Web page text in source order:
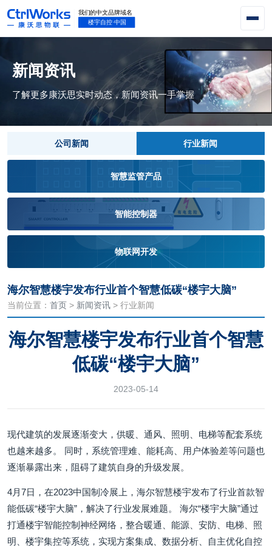
新闻资讯
了解更多康沃思实时动态，新闻资讯一手掌握
公司新闻 行业新闻
智慧监管产品
智能控制器
物联网开发
海尔智慧楼宇发布行业首个智慧低碳“楼宇大脑”
当前位置： 首页 > 新闻资讯 > 行业新闻
海尔智慧楼宇发布行业首个智慧
低碳“楼宇大脑”
2023-05-14
现代建筑的发展逐渐变大，供暖、通风、照明、电梯等配套系统
也越来越多。 同时，系统管理难、能耗高、用户体验差等问题也
逐渐暴露出来，阻碍了建筑自身的升级发展。
4月7日，在2023中国制冷展上，海尔智慧楼宇发布了行业首款智
能低碳“楼宇大脑”，解决了行业发展难题。 海尔“楼宇大脑”通过
打通楼宇智能控制神经网络，整合暖通、能源、安防、电梯、照
明、楼宇集控等系统，实现方案集成、数据分析、自主优化自控